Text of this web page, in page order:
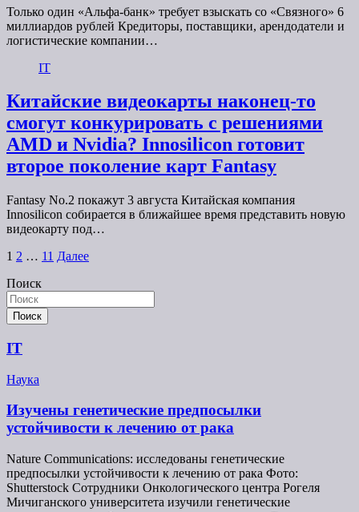
Только один «Альфа-банк» требует взыскать со «Связного» 6
миллиардов рублей Кредиторы, поставщики, арендодатели и
логистические компании…
IT
Китайские видеокарты наконец-то
смогут конкурировать с решениями
AMD и Nvidia? Innosilicon готовит
второе поколение карт Fantasy
Fantasy No.2 покажут 3 августа Китайская компания
Innosilicon собирается в ближайшее время представить новую
видеокарту под…
Пагинация
записей
1 2 … 11 Далее
Поиск
Поиск
IT
Наука
Изучены генетические предпосылки
устойчивости к лечению от рака
Nature Communications: исследованы генетические
предпосылки устойчивости к лечению от рака Фото:
Shutterstock Сотрудники Онкологического центра Рогеля
Мичиганского университета изучили генетические